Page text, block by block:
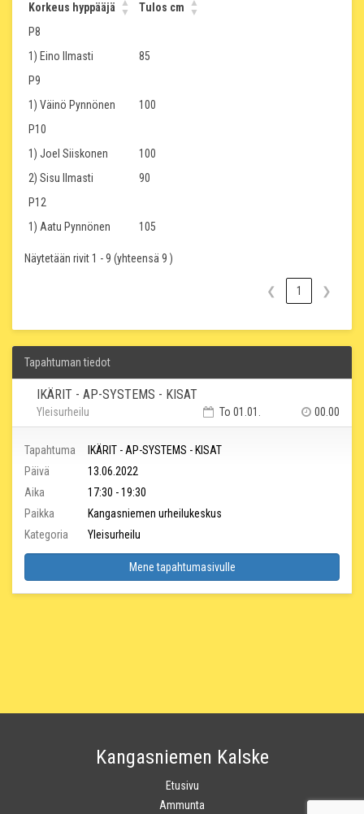
Korkeus hyppääjä
Tulos cm
P8
1) Eino Ilmasti
85
P9
1) Väinö Pynnönen
100
P10
1) Joel Siiskonen
100
2) Sisu Ilmasti
90
P12
1) Aatu Pynnönen
105
Näytetään rivit 1 - 9 (yhteensä 9 )
❮ 1 ❯
Tapahtuman tiedot
IKÄRIT - AP-SYSTEMS - KISAT
Yleisurheilu 00.00
To 01.01.
Tapahtuma
IKÄRIT - AP-SYSTEMS - KISAT
Päivä
13.06.2022
Aika
17:30 - 19:30
Paikka
Kangasniemen urheilukeskus
Kategoria
Yleisurheilu
Mene tapahtumasivulle
Kangasniemen Kalske
Etusivu
Ammunta